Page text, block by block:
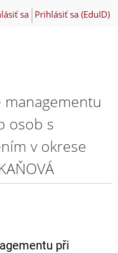
sa Prihlásiť sa (EduID)
managementu
osob s
v okrese
při